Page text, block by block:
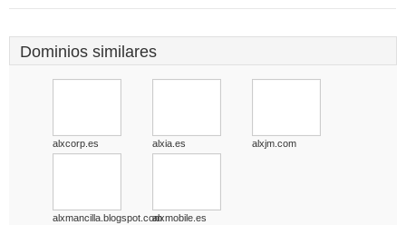
Dominios similares
alxcorp.es alxia.es alxjm.com
alxmancilla.blogspot.comalxmobile.es